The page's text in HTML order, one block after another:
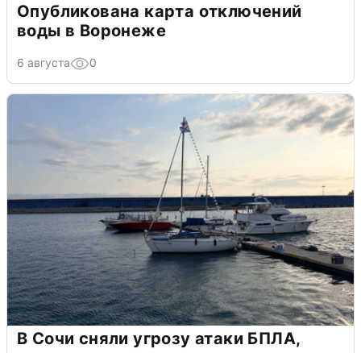
Опубликована карта отключений
воды в Воронеже
6 августа 0
В Сочи сняли угрозу атаки БПЛА,